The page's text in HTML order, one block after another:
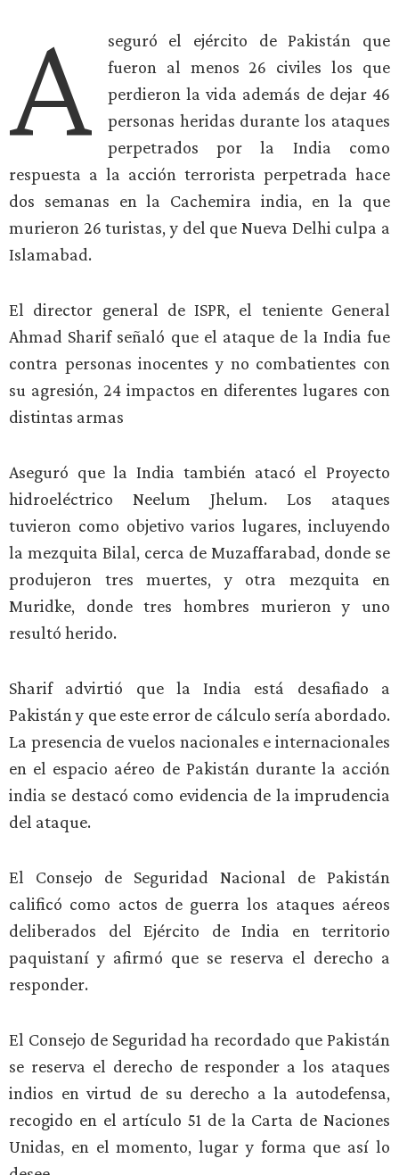
A
seguró el ejército de Pakistán que
fueron al menos 26 civiles los que
perdieron la vida además de dejar 46
personas heridas durante los ataques
perpetrados por la India como
respuesta a la acción terrorista perpetrada hace
dos semanas en la Cachemira india, en la que
murieron 26 turistas, y del que Nueva Delhi culpa a
Islamabad.
El director general de ISPR, el teniente General
Ahmad Sharif señaló que el ataque de la India fue
contra personas inocentes y no combatientes con
su agresión, 24 impactos en diferentes lugares con
distintas armas
Aseguró que la India también atacó el Proyecto
hidroeléctrico Neelum Jhelum. Los ataques
tuvieron como objetivo varios lugares, incluyendo
la mezquita Bilal, cerca de Muzaffarabad, donde se
produjeron tres muertes, y otra mezquita en
Muridke, donde tres hombres murieron y uno
resultó herido.
Sharif advirtió que la India está desafiado a
Pakistán y que este error de cálculo sería abordado.
La presencia de vuelos nacionales e internacionales
en el espacio aéreo de Pakistán durante la acción
india se destacó como evidencia de la imprudencia
del ataque.
El Consejo de Seguridad Nacional de Pakistán
calificó como actos de guerra los ataques aéreos
deliberados del Ejército de India en territorio
paquistaní y afirmó que se reserva el derecho a
responder.
El Consejo de Seguridad ha recordado que Pakistán
se reserva el derecho de responder a los ataques
indios en virtud de su derecho a la autodefensa,
recogido en el artículo 51 de la Carta de Naciones
Unidas, en el momento, lugar y forma que así lo